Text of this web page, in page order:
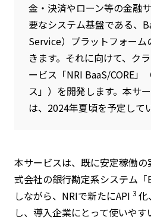
金・決済やローン等の金融
要なシステム基盤である、
Service）プラットフォーム
きます。それに向けて、ク
ービス「NRI BaaS/CORE」
ス」）を開発します。本サ
は、2024年夏頃を予定して
本サービスは、既に安定稼働の
式会社の銀行勘定系システム「
しながら、NRIで新たにAPI 3 化
し、導入企業にとって使いや